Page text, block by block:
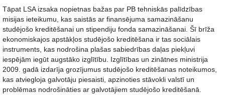
Tāpat LSA izsaka nopietnas bažas par PB tehniskās palīdzības
misijas ieteikumu, kas saistās ar finansējuma samazināšanu
studējošo kreditēšanai un stipendiju fonda samazināšanai. Šī brīža
ekonomiskajos apstākļos studējošo kreditēšana ir tas sociālais
instruments, kas nodrošina plašas sabiedrības daļas piekļuvi
iespējām iegūt augstāko izglītību. Izglītības un zinātnes ministrija
2009. gadā izdarīja grozījumus studējošo kreditēšanas noteikumos,
kas atviegloja galvotāju piesaisti, apzinoties stāvokli valstī un
problēmas nodrošināties ar galvotājiem studējošo kreditēšanā.